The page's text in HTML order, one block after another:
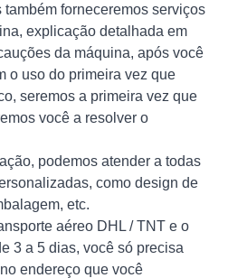
forneceremos serviços
explicação detalhada em
da máquina, após você
o uso do primeira vez que
seremos a primeira vez que
você a resolver o
podemos atender a todas
como design de
etc.
aéreo DHL / TNT e o
3 a 5 dias, você só precisa
endereço que você